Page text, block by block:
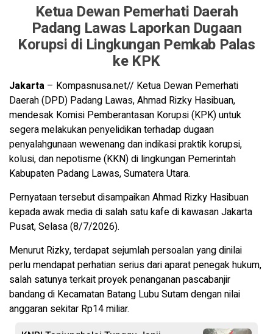
Ketua Dewan Pemerhati Daerah
Padang Lawas Laporkan Dugaan
Korupsi di Lingkungan Pemkab Palas
ke KPK
Jakarta – Kompasnusa.net// Ketua Dewan Pemerhati
Daerah (DPD) Padang Lawas, Ahmad Rizky Hasibuan,
mendesak Komisi Pemberantasan Korupsi (KPK) untuk
segera melakukan penyelidikan terhadap dugaan
penyalahgunaan wewenang dan indikasi praktik korupsi,
kolusi, dan nepotisme (KKN) di lingkungan Pemerintah
Kabupaten Padang Lawas, Sumatera Utara.
Pernyataan tersebut disampaikan Ahmad Rizky Hasibuan
kepada awak media di salah satu kafe di kawasan Jakarta
Pusat, Selasa (8/7/2026).
Menurut Rizky, terdapat sejumlah persoalan yang dinilai
perlu mendapat perhatian serius dari aparat penegak hukum,
salah satunya terkait proyek penanganan pascabanjir
bandang di Kecamatan Batang Lubu Sutam dengan nilai
anggaran sekitar Rp14 miliar.